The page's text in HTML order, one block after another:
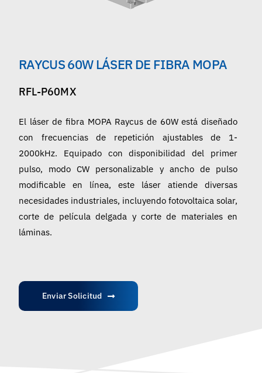
Sobre
RAYCUS 60W LÁSER DE FIBRA MOPA
RFL-P60MX
El láser de fibra MOPA Raycus de 60W está diseñado
con frecuencias de repetición ajustables de 1-
2000kHz. Equipado con disponibilidad del primer
pulso, modo CW personalizable y ancho de pulso
modificable en línea, este láser atiende diversas
necesidades industriales, incluyendo fotovoltaica solar,
corte de película delgada y corte de materiales en
láminas.
Enviar Solicitud